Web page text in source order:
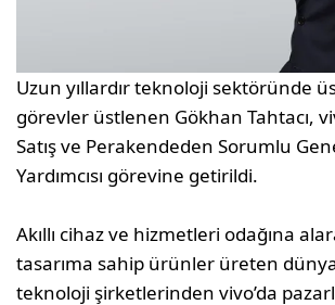
Uzun yıllardır teknoloji sektöründe
görevler üstlenen Gökhan Tahtacı,
Satış ve Perakendeden Sorumlu
Yardımcısı görevine getirildi.
Akıllı cihaz ve hizmetleri odağına
tasarıma sahip ürünler üreten
teknoloji şirketlerinden vivo’da